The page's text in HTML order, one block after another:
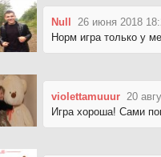
Null
26 июня 2018
Норм игра только у
violettamuuur 20
Игра хороша! Сами